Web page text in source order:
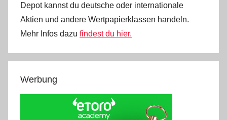
Depot kannst du deutsche oder internationale
Aktien und andere Wertpapierklassen handeln.
Mehr Infos dazu findest du hier.
Werbung